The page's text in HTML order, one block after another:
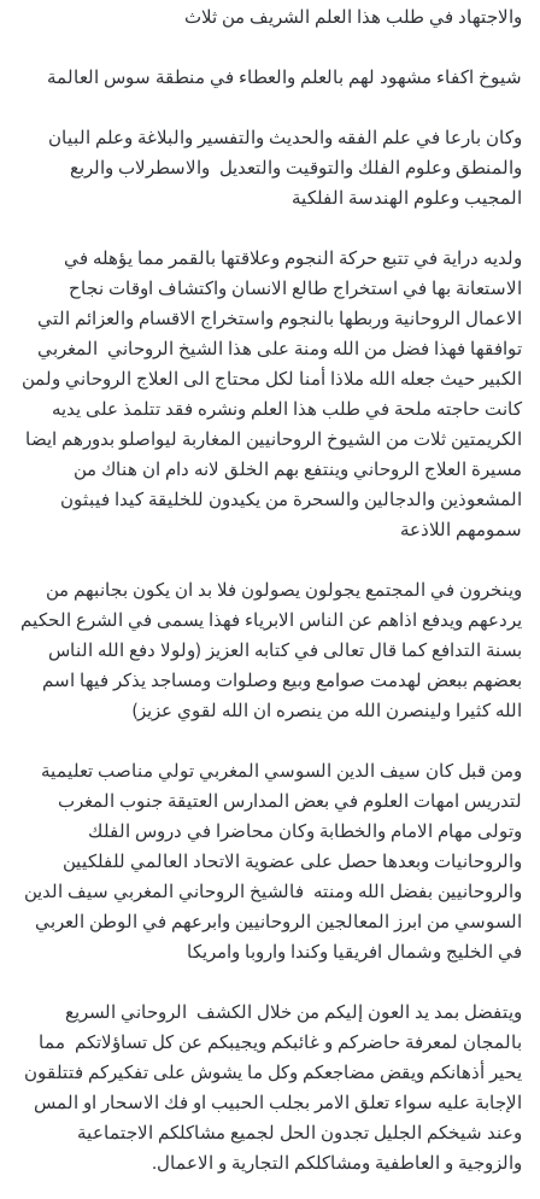
والاجتهاد في طلب هذا العلم الشريف من ثلاث
شيوخ اكفاء مشهود لهم بالعلم والعطاء في منطقة سوس العالمة
وكان بارعا في علم الفقه والحديث والتفسير والبلاغة وعلم البيان
والمنطق وعلوم الفلك والتوقيت والتعديل والاسطرلاب والربع
المجيب وعلوم الهندسة الفلكية
ولديه دراية في تتبع حركة النجوم وعلاقتها بالقمر مما يؤهله في
الاستعانة بها في استخراج طالع الانسان واكتشاف اوقات نجاح
الاعمال الروحانية وربطها بالنجوم واستخراج الاقسام والعزائم التي
توافقها فهذا فضل من الله ومنة على هذا الشيخ الروحاني المغربي
الكبير حيث جعله الله ملاذا أمنا لكل محتاج الى العلاج الروحاني ولمن
كانت حاجته ملحة في طلب هذا العلم ونشره فقد تتلمذ على يديه
الكريمتين ثلات من الشيوخ الروحانيين المغاربة ليواصلو بدورهم ايضا
مسيرة العلاج الروحاني وينتفع بهم الخلق لانه دام ان هناك من
المشعوذين والدجالين والسحرة من يكيدون للخليقة كيدا فيبثون
سمومهم اللاذعة
وينخرون في المجتمع يجولون يصولون فلا بد ان يكون بجانبهم من
يردعهم ويدفع اذاهم عن الناس الابرياء فهذا يسمى في الشرع الحكيم
بسنة التدافع كما قال تعالى في كتابه العزيز (ولولا دفع الله الناس
بعضهم ببعض لهدمت صوامع وبيع وصلوات ومساجد يذكر فيها اسم
الله كثيرا ولينصرن الله من ينصره ان الله لقوي عزيز)
ومن قبل كان سيف الدين السوسي المغربي تولي مناصب تعليمية
لتدريس امهات العلوم في بعض المدارس العتيقة جنوب المغرب
وتولى مهام الامام والخطابة وكان محاضرا في دروس الفلك
والروحانيات وبعدها حصل على عضوية الاتحاد العالمي للفلكيين
والروحانيين بفضل الله ومنته فالشيخ الروحاني المغربي سيف الدين
السوسي من ابرز المعالجين الروحانيين وابرعهم في الوطن العربي
في الخليج وشمال افريقيا وكندا واروبا وامريكا
ويتفضل بمد يد العون إليكم من خلال الكشف الروحاني السريع
بالمجان لمعرفة حاضركم و غائبكم ويجيبكم عن كل تساؤلاتكم مما
يحير أذهانكم ويقض مضاجعكم وكل ما يشوش على تفكيركم فتتلقون
الإجابة عليه سواء تعلق الامر بجلب الحبيب او فك الاسحار او المس
وعند شيخكم الجليل تجدون الحل لجميع مشاكلكم الاجتماعية
والزوجية و العاطفية ومشاكلكم التجارية و الاعمال.